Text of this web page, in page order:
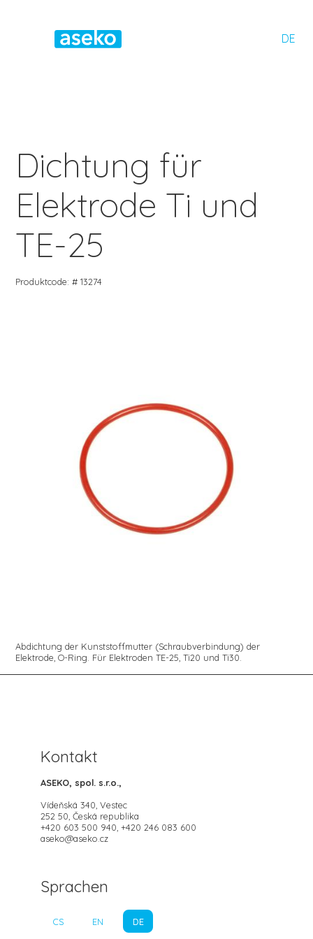
DE
Dichtung für
Elektrode Ti und
TE-25
Produktcode: # 13274
Abdichtung der Kunststoffmutter (Schraubverbindung) der
Elektrode, O-Ring. Für Elektroden TE-25, Ti20 und Ti30.
Kontakt
ASEKO, spol. s.r.o.,
Vídeňská 340, Vestec
252 50, Česká republika
+420 603 500 940, +420 246 083 600
aseko@aseko.cz
Sprachen
CS EN DE